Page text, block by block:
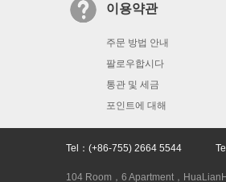
이용약관
주문 방법 안내
팔로우합시다
통관 및 세금
포인트에 대해
Tel：(+86-755) 2664 5544 Tel
104 Room，6 Apartment，